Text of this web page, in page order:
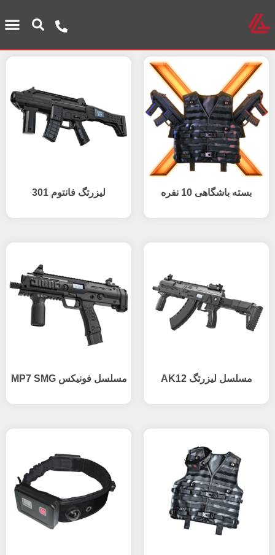
بسته باشگاهی 10 نفره لیزرتگ فانتوم 301
مسلسل لیزرتگ AK12 مسلسل فونیکس MP7 SMG